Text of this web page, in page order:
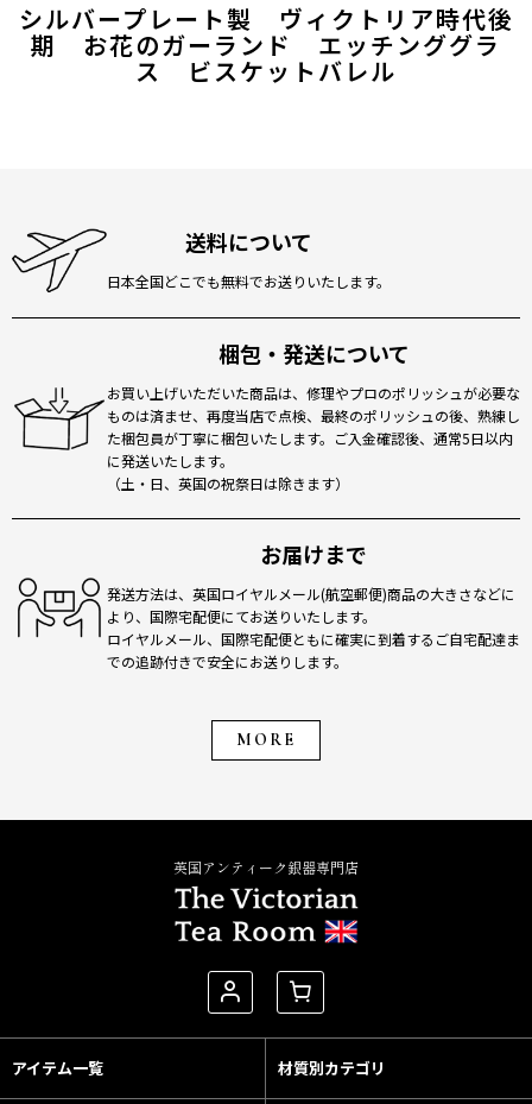
シルバープレート製 ヴィクトリア時代後
期 お花のガーランド エッチンググラ
ス ビスケットバレル
送料について
日本全国どこでも無料でお送りいたします。
梱包・発送について
お買い上げいただいた商品は、修理やプロのポリッシュが必要な
ものは済ませ、再度当店で点検、最終のポリッシュの後、熟練し
た梱包員が丁寧に梱包いたします。ご入金確認後、通常5日以内
に発送いたします。
（土・日、英国の祝祭日は除きます）
お届けまで
発送方法は、英国ロイヤルメール(航空郵便)商品の大きさなどに
より、国際宅配便にてお送りいたします。
ロイヤルメール、国際宅配便ともに確実に到着するご自宅配達ま
での追跡付きで安全にお送りします。
MORE
英国アンティーク銀器専門店
アイテム一覧 材質別カテゴリ